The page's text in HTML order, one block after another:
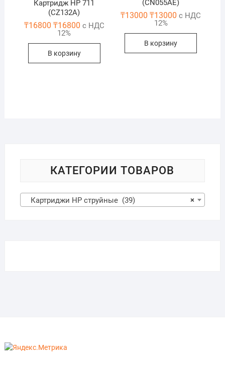
Картридж HP 711
(CZ132A)
₸16800 ₸16800 с НДС
12%
В корзину
(CN055AE)
₸13000 ₸13000 с НДС
12%
В корзину
КАТЕГОРИИ ТОВАРОВ
×
Картриджи HP струйные (39)